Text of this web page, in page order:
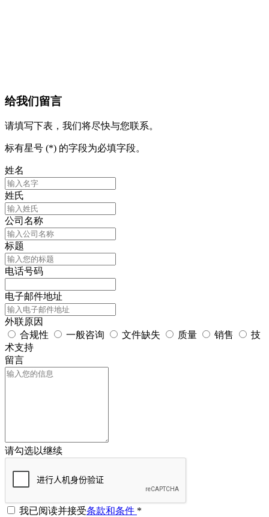
给我们留言
请填写下表，我们将尽快与您联系。
标有星号 (*) 的字段为必填字段。
姓名
姓氏
公司名称
标题
电话号码
电子邮件地址
外联原因
合规性
一般咨询 文件缺失 质量 销售
技
术支持
留言
请勾选以继续
我已阅读并接受条款和条件 *